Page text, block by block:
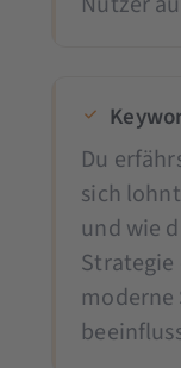
Du
sich
und wie